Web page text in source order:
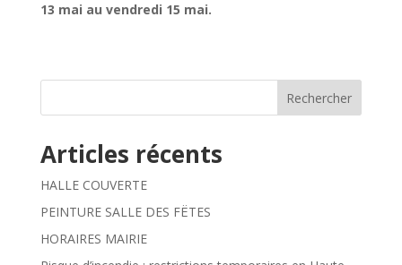
13 mai au vendredi 15 mai.
Rechercher
Articles récents
HALLE COUVERTE
PEINTURE SALLE DES FËTES
HORAIRES MAIRIE